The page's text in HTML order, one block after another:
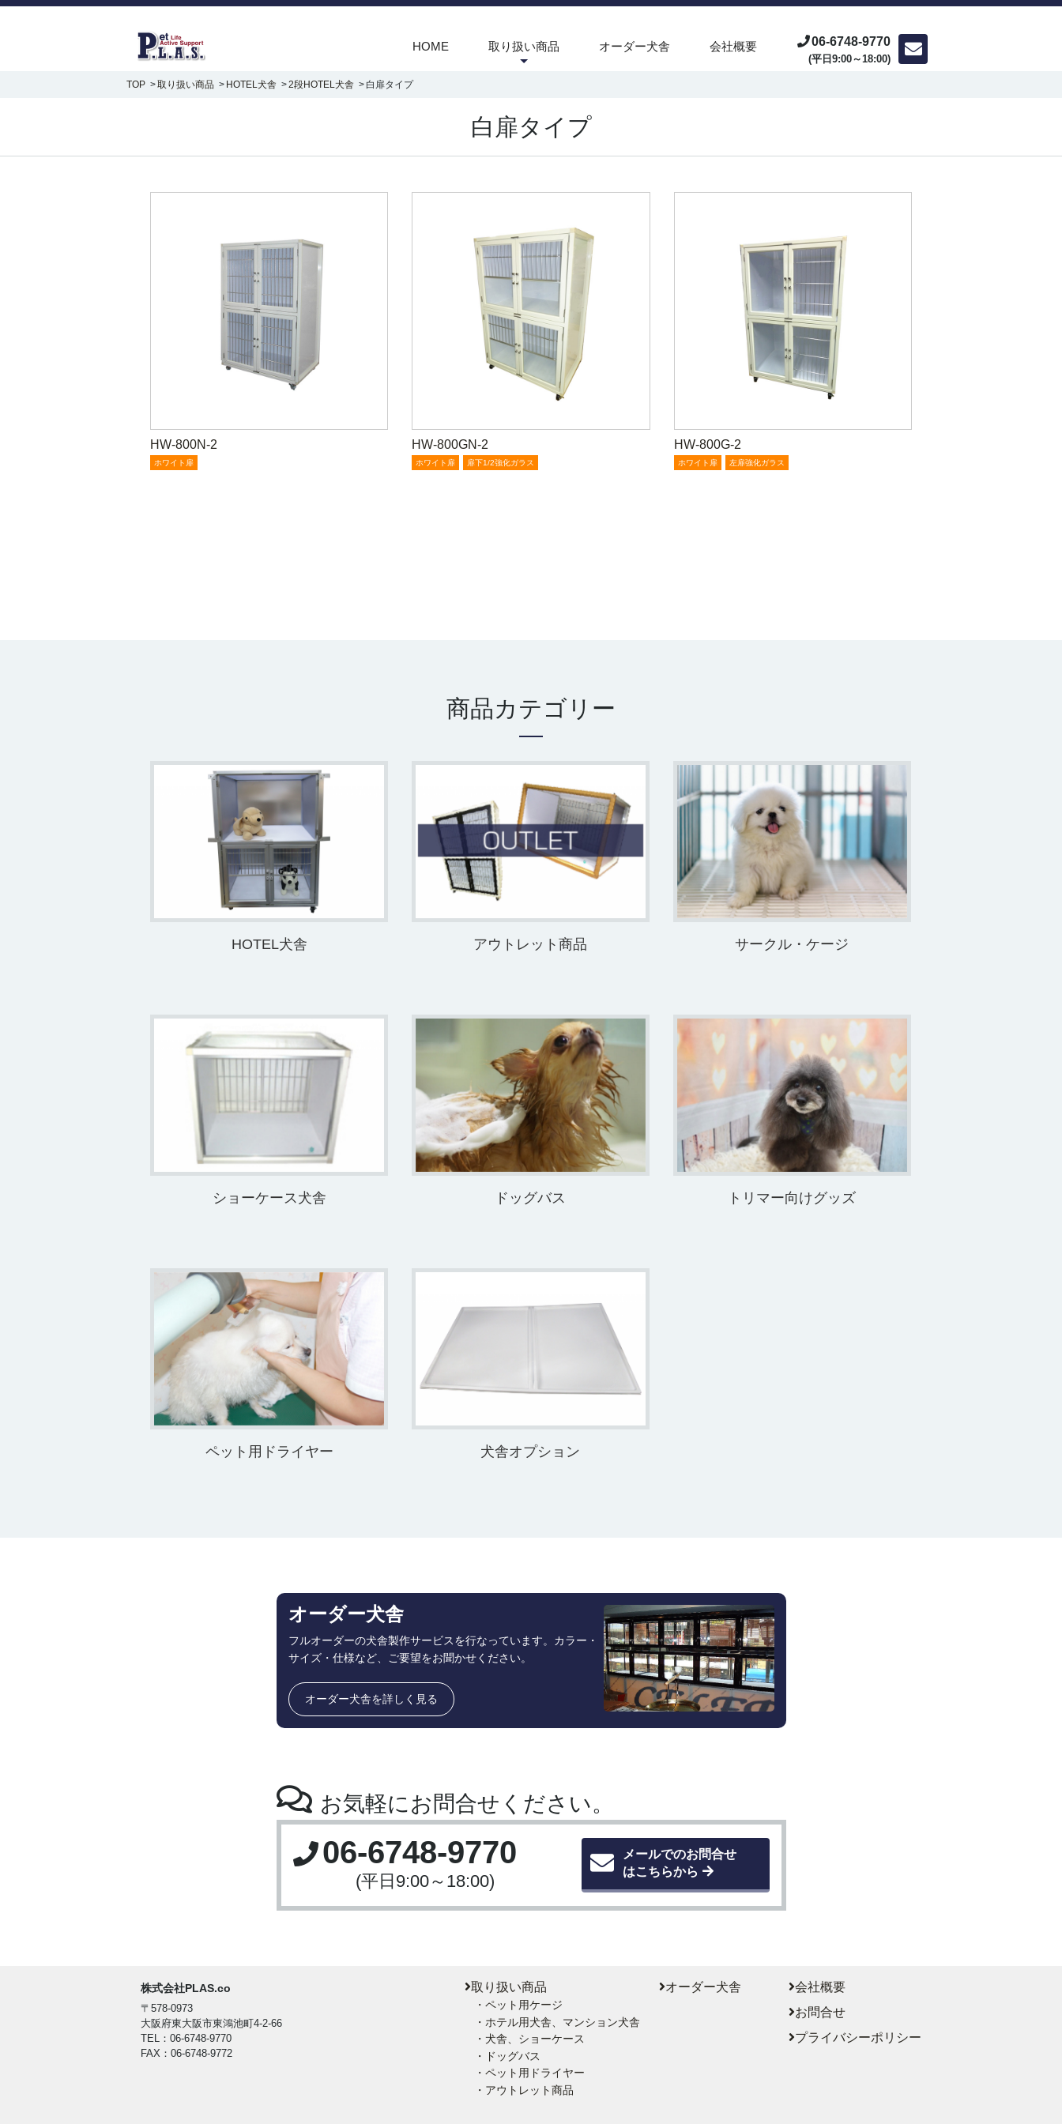
HOME 取り扱い商品 オーダー犬舎 会社概要 06-6748-9770
(平日9:00～18:00)
TOP 取り扱い商品 HOTEL犬舎 2段HOTEL犬舎 白扉タイプ
白扉タイプ
HW-800N-2
ホワイト扉
HW-800GN-2
ホワイト扉 扉下1/2強化ガラス
HW-800G-2
ホワイト扉 左扉強化ガラス
商品カテゴリー
HOTEL犬舎 アウトレット商品 サークル・ケージ
ショーケース犬舎 ドッグバス トリマー向けグッズ
ペット用ドライヤー 犬舎オプション
オーダー犬舎
フルオーダーの犬舎製作サービスを行なっています。カラー・
サイズ・仕様など、ご要望をお聞かせください。
オーダー犬舎を詳しく見る
お気軽にお問合せください。
06-6748-9770
(平日9:00～18:00)
メールでのお問合せ
はこちらから
取り扱い商品
・ペット用ケージ
・ホテル用犬舎、マンション犬舎
・犬舎、ショーケース
・ドッグバス
・ペット用ドライヤー
・アウトレット商品
オーダー犬舎
会社概要
お問合せ
プライバシーポリシー
株式会社PLAS.co
〒578-0973
大阪府東大阪市東鴻池町4-2-66
TEL：06-6748-9770
FAX：06-6748-9772